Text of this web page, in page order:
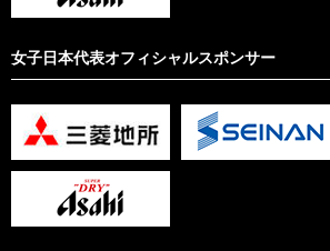
女子日本代表オフィシャルスポンサー